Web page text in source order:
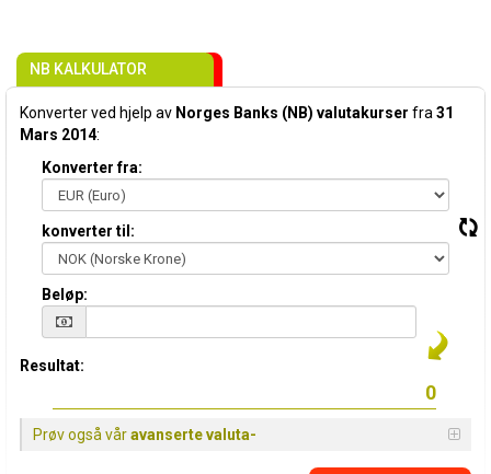
NB KALKULATOR
Konverter ved hjelp av Norges Banks (NB) valutakurser fra 31
Mars 2014:
Konverter fra:
konverter til:
Beløp:
Resultat:
Prøv også våravanserte valuta-